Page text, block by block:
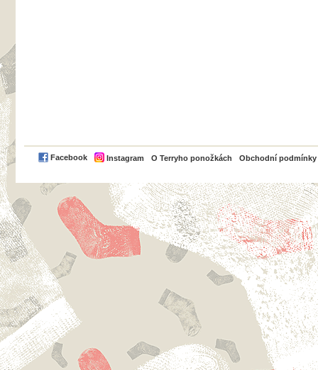
Facebook Instagram O Terryho ponožkách Obchodní podmínky
PayPal